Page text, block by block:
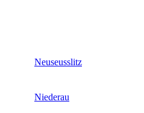
Neuseusslitz
Niederau